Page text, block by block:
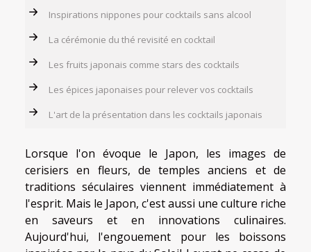
Inspirations nippones pour cocktails sans alcool
La cérémonie du thé revisité en cocktail
Les fruits japonais comme stars des cocktails
Les épices japonaises pour relever vos cocktails
L'art de la présentation dans les cocktails japonais
Lorsque l'on évoque le Japon, les images de
cerisiers en fleurs, de temples anciens et de
traditions séculaires viennent immédiatement à
l'esprit. Mais le Japon, c'est aussi une culture riche
en saveurs et en innovations culinaires.
Aujourd'hui, l'engouement pour les boissons